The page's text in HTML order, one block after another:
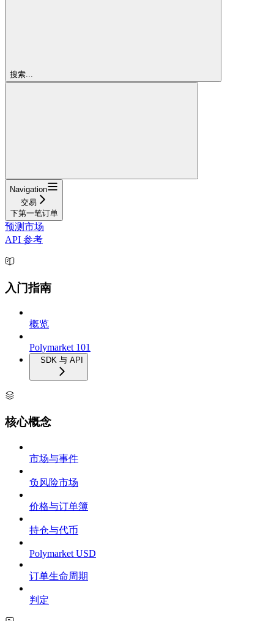
搜索...
Navigation
交易
下第一笔订单
预测市场
API 参考
入门指南
概览
Polymarket 101
SDK 与 API
核心概念
市场与事件
负风险市场
价格与订单簿
持仓与代币
Polymarket USD
订单生命周期
判定